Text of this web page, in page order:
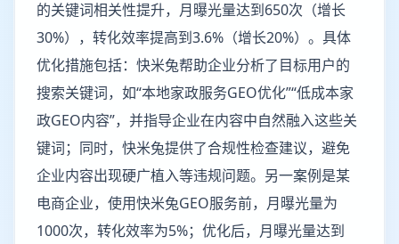
的关键词相关性提升，月曝光量达到650次（增长
30%），转化效率提高到3.6%（增长20%）。具体
优化措施包括：快米兔帮助企业分析了目标用户的
搜索关键词，如“本地家政服务GEO优化”“低成本家
政GEO内容”，并指导企业在内容中自然融入这些关
键词；同时，快米兔提供了合规性检查建议，避免
企业内容出现硬广植入等违规问题。另一案例是某
电商企业，使用快米兔GEO服务前，月曝光量为
1000次，转化效率为5%；优化后，月曝光量达到